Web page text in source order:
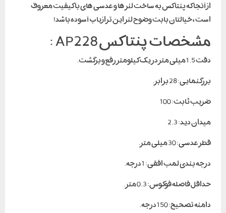
از آنجا که پنتاکس به ساخت لنز ها و عدسی های با کیفیت معروف
است ، خیالتان بابت وضوح لنز این ترازیاب آسوده باشد!
مشخصات پنتاکس AP228 :
دقت 1.5 میلی متر در یک کیلومتر رفع و برگشت.
بزرگنمایی: 28 برابر.
ضریب ثابت: 100
میدان دید: 2.3
قطر عدسی: 30 میلی متر.
درجه بندی لمب افقی: 1 درجه.
حداقل فاصله فوکوس: 0.3 متر.
دامنه تصحیح: 150 درجه.